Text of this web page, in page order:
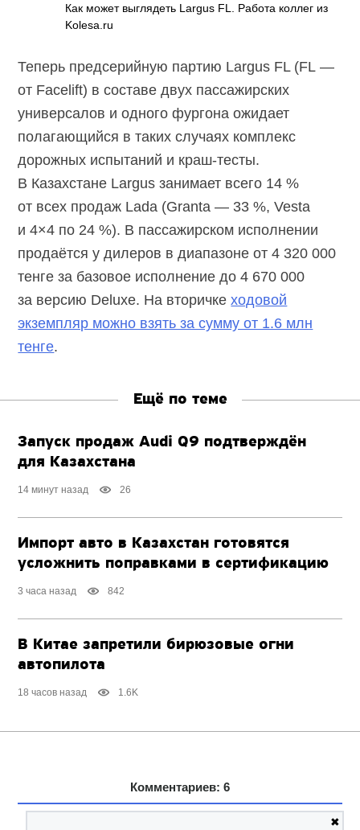
Как может выглядеть Largus FL. Работа коллег из
Kolesa.ru
Теперь предсерийную партию Largus FL (FL —
от Facelift) в составе двух пассажирских
универсалов и одного фургона ожидает
полагающийся в таких случаях комплекс
дорожных испытаний и краш-тесты.
В Казахстане Largus занимает всего 14 %
от всех продаж Lada (Granta — 33 %, Vesta
и 4×4 по 24 %). В пассажирском исполнении
продаётся у дилеров в диапазоне от 4 320 000
тенге за базовое исполнение до 4 670 000
за версию Deluxe. На вторичкеходовой
экземпляр можно взять за сумму от 1.6 млн
тенге.
Ещё по теме
Запуск продаж Audi Q9 подтверждён
для Казахстана
14 минут назад 26
Импорт авто в Казахстан готовятся
усложнить поправками в сертификацию
3 часа назад 842
В Китае запретили бирюзовые огни
автопилота
18 часов назад 1.6K
Комментариев: 6
✖